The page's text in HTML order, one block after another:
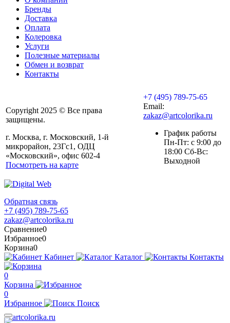
Бренды
Доставка
Оплата
Колеровка
Услуги
Полезные материалы
Обмен и возврат
Контакты
Copyright 2025 © Все права
защищены.
г. Москва, г. Московский, 1-й
микрорайон, 23Гс1, ОДЦ
«Московский», офис 602-4
Посмотреть на карте
+7 (495) 789-75-65
Email:
zakaz@artcolorika.ru
График работы
Пн-Пт: с 9:00 до
18:00 Сб-Вс:
Выходной
Обратная связь
+7 (495) 789-75-65
zakaz@artcolorika.ru
Сравнение0
Избранное0
Корзина0
Кабинет
Каталог Контакты
0
Корзина
0
Избранное
Поиск